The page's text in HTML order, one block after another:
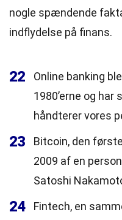
nogle spændende
indflydelse på finans.
22
Online banking
1980’erne og
håndterer vores
23
Bitcoin, den
2009 af en
Satoshi
24
Fintech, en